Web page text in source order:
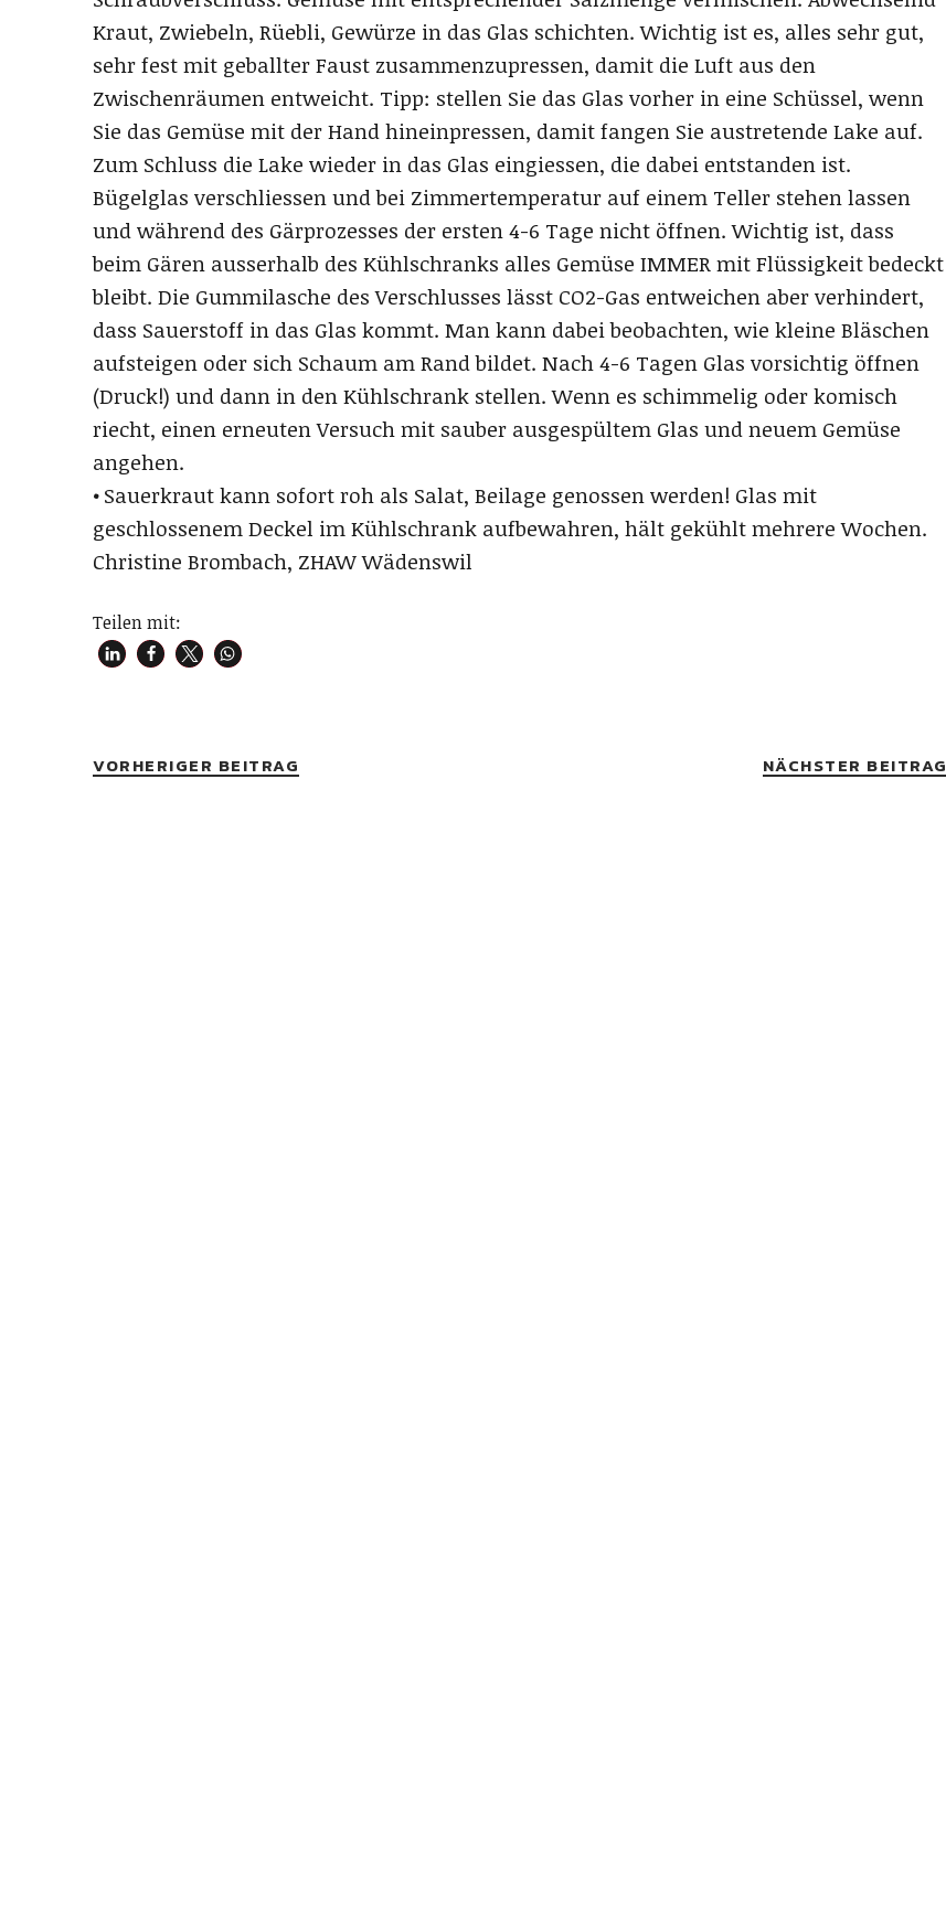
Kraut, Zwiebeln, Rüebli, Gewürze in das Glas schichten. Wichtig ist es, alles sehr gut,
sehr fest mit geballter Faust zusammenzupressen, damit die Luft aus den
Zwischenräumen entweicht. Tipp: stellen Sie das Glas vorher in eine Schüssel, wenn
Sie das Gemüse mit der Hand hineinpressen, damit fangen Sie austretende Lake auf.
Zum Schluss die Lake wieder in das Glas eingiessen, die dabei entstanden ist.
Bügelglas verschliessen und bei Zimmertemperatur auf einem Teller stehen lassen
und während des Gärprozesses der ersten 4-6 Tage nicht öffnen. Wichtig ist, dass
beim Gären ausserhalb des Kühlschranks alles Gemüse IMMER mit Flüssigkeit bedeckt
bleibt. Die Gummilasche des Verschlusses lässt CO2-Gas entweichen aber verhindert,
dass Sauerstoff in das Glas kommt. Man kann dabei beobachten, wie kleine Bläschen
aufsteigen oder sich Schaum am Rand bildet. Nach 4-6 Tagen Glas vorsichtig öffnen
(Druck!) und dann in den Kühlschrank stellen. Wenn es schimmelig oder komisch
riecht, einen erneuten Versuch mit sauber ausgespültem Glas und neuem Gemüse
angehen.
• Sauerkraut kann sofort roh als Salat, Beilage genossen werden! Glas mit
geschlossenem Deckel im Kühlschrank aufbewahren, hält gekühlt mehrere Wochen.
Christine Brombach, ZHAW Wädenswil
Teilen mit:
VORHERIGER BEITRAG NÄCHSTER BEITRAG